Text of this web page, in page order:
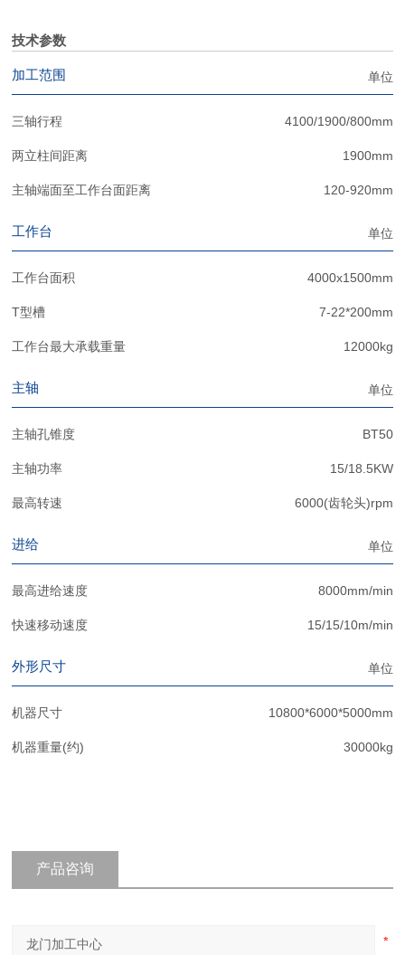
技术参数
加工范围 单位
三轴行程 4100/1900/800mm
两立柱间距离 1900mm
主轴端面至工作台面距离 120-920mm
工作台 单位
工作台面积 4000x1500mm
T型槽 7-22*200mm
工作台最大承载重量 12000kg
主轴 单位
主轴孔锥度 BT50
主轴功率 15/18.5KW
最高转速 6000(齿轮头)rpm
进给 单位
最高进给速度 8000mm/min
快速移动速度 15/15/10m/min
外形尺寸 单位
机器尺寸 10800*6000*5000mm
机器重量(约) 30000kg
产品咨询